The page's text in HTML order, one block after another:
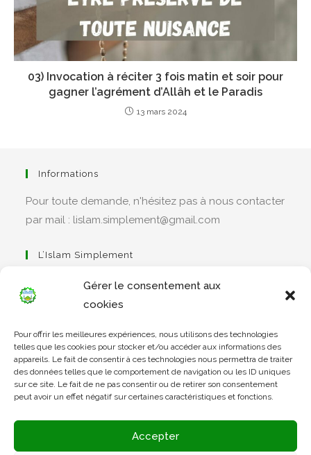
Gérer le consentement aux
cookies
Pour offrir les meilleures expériences, nous utilisons des technologies
telles que les cookies pour stocker et/ou accéder aux informations des
appareils. Le fait de consentir à ces technologies nous permettra de traiter
des données telles que le comportement de navigation ou les ID uniques
sur ce site. Le fait de ne pas consentir ou de retirer son consentement
peut avoir un effet négatif sur certaines caractéristiques et fonctions.
Accepter
03) Invocation à réciter 3 fois matin et soir pour
gagner l’agrément d’Allâh et le Paradis
13 mars 2024
Informations
Pour toute demande, n'hésitez pas à nous contacter
par mail : lislam.simplement@gmail.com
L’Islam Simplement
dans
un
nouvel
onglet
Apprendre Le Coran Simplement